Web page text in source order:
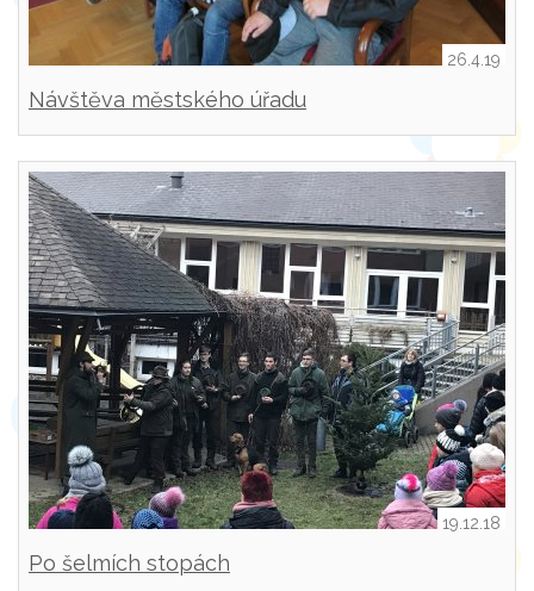
26.4.19
Návštěva městského úřadu
19.12.18
Po šelmích stopách